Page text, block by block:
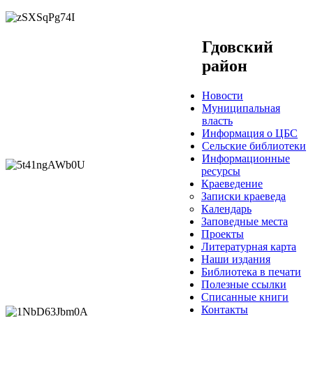
Гдовский
район
Новости
Муниципальная
власть
Информация о ЦБС
Сельские библиотеки
Информационные
ресурсы
Краеведение
Записки краеведа
Календарь
Заповедные места
Проекты
Литературная карта
Наши издания
Библиотека в печати
Полезные ссылки
Списанные книги
Контакты